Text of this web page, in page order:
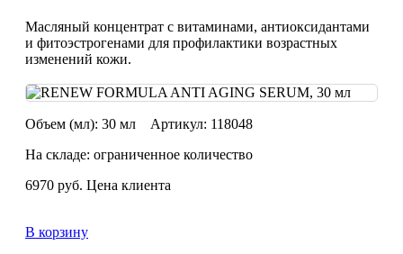
Масляный концентрат с витаминами, антиоксидантами
и фитоэстрогенами для профилактики возрастных
изменений кожи.
Объем (мл): 30 мл Артикул: 118048
На складе: ограниченное количество
6970 руб. Цена клиента
В корзину